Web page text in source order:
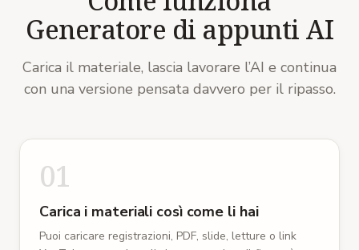
Appunti che continuano a studiare
Ogni appunto prosegue in flashcard, quiz,
un'infografica o un podcast dallo stesso spazio
di lavoro: leggere è solo il primo passo.
11 lingue di output
Generatore di appunti AI
Carica il materiale, lascia lavorare l’AI e continua
con una versione pensata davvero per il ripasso.
01
Carica i materiali così come li hai
Puoi caricare registrazioni, PDF, slide, letture o link